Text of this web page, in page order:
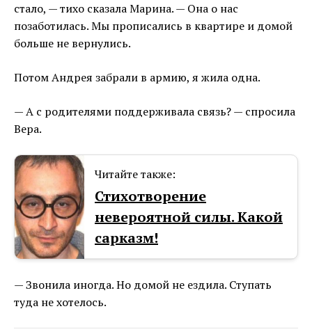
стало, — тихо сказала Марина. — Она о нас
позаботилась. Мы прописались в квартире и домой
больше не вернулись.
Потом Андрея забрали в армию, я жила одна.
— А с родителями поддерживала связь? — спросила
Вера.
Читайте также:
Стихотворение
невероятной силы. Какой
сарказм!
— Звонила иногда. Но домой не ездила. Ступать
туда не хотелось.